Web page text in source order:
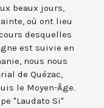
beaux jours,
où ont lieu
desquelles
est suivie en
nous nous
de Quézac,
le Moyen-Âge.
"Laudato Si"